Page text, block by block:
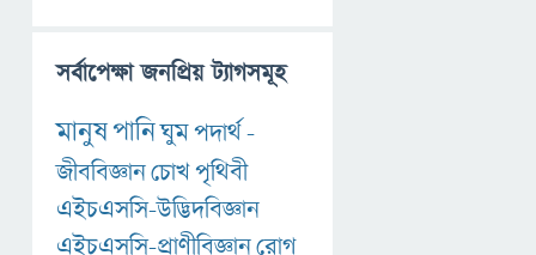
সর্বাপেক্ষা জনপ্রিয় ট্যাগসমূহ
মানুষপানিঘুমপদার্থ-
জীববিজ্ঞানচোখপৃথিবী
এইচএসসি-উদ্ভিদবিজ্ঞান
এইচএসসি-প্রাণীবিজ্ঞানরোগ